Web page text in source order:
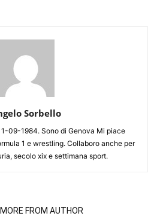
Sorbello
09-1984. Sono di Genova Mi piace
1 e wrestling. Collaboro anche per
secolo xix e settimana sport.
MORE FROM AUTHOR